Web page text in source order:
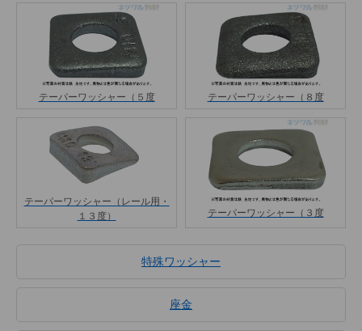
テーパーワッシャー（５度 テーパーワッシャー（８度
テーパーワッシャー（レール用・
１３度）
テーパーワッシャー（３度
特殊ワッシャー
座金